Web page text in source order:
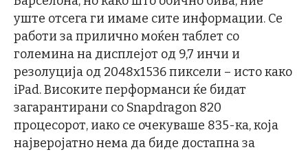
уште отсега ги имаме сите информации. Се
работи за прилично моќен таблет со
големина на дисплејот од 9,7 инчи и
резолуција од 2048х1536 пиксели – исто како
iPad. Високите перформанси ќе бидат
загарантирани со Snapdragon 820
процесорот, иако се очекуваше 835-ка, која
најверојатно нема да биде достапна за